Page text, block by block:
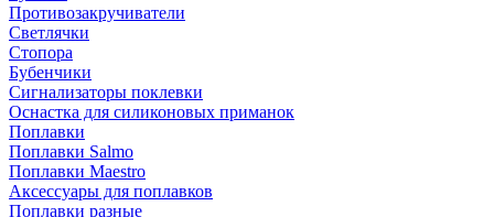
Противозакручиватели
Светлячки
Стопора
Бубенчики
Сигнализаторы поклевки
Оснастка для силиконовых приманок
Поплавки
Поплавки Salmo
Поплавки Maestro
Аксессуары для поплавков
Поплавки разные